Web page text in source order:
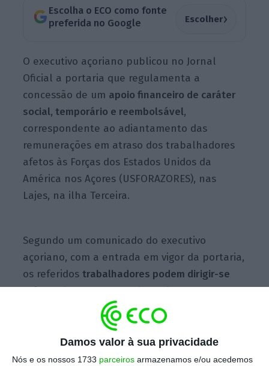
Damos valor à sua privacidade
Nós e os nossos 1733 parceiros armazenamos e/ou acedemos
Escolha o ECO como fonte
preferida no Google
Escolher›
O executivo açoriano publicou no Jornal
Oficial a portaria que regulamenta a
concessão de um apoio financeiro de caráter
social, temporário e reembolsável,
correspondente ao adiantamento das
remunerações em atraso dos trabalhadores
afetos às Forças dos Estados Unidos da
América nos Açores (USFORAZORES), nas
Lajes, na ilha Terceira.
Segundo um comunicado do executivo
açoriano, com a entrada em vigor da portaria,
os referidostrabalhadores podem dirigir-se
voluntariamente ao Instituto da Segurança
Social dos Açores(ISSA), a partir de segunda-
feira, “para iniciar o processo de concessão
deste apoio”.